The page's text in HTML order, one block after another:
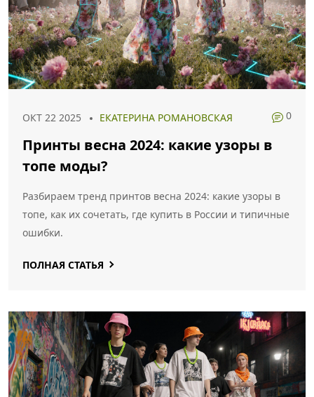
ОКТ 22 2025 ЕКАТЕРИНА РОМАНОВСКАЯ 0
Принты весна 2024: какие узоры в
топе моды?
Разбираем тренд принтов весна 2024: какие узоры в
топе, как их сочетать, где купить в России и типичные
ошибки.
ПОЛНАЯ СТАТЬЯ